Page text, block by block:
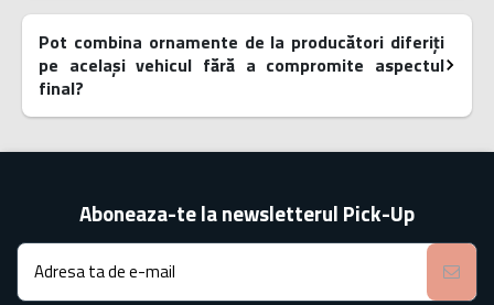
Pot combina ornamente de la producători diferiți
pe același vehicul fără a compromite aspectul
final?
Aboneaza-te la newsletterul Pick-Up